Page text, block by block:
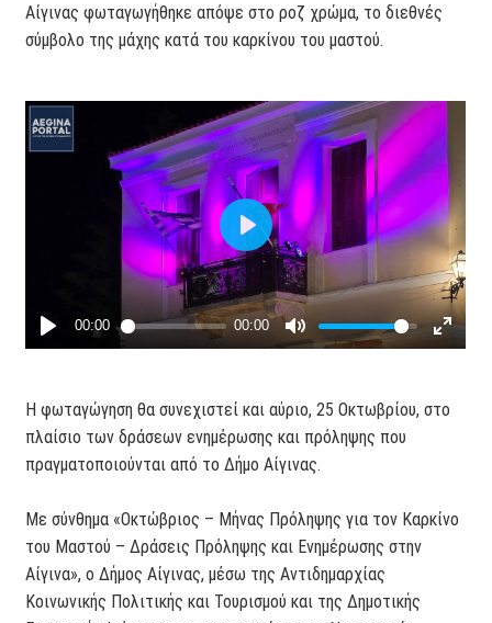
Αίγινας φωταγωγήθηκε απόψε στο ροζ χρώμα, το διεθνές
σύμβολο της μάχης κατά του καρκίνου του μαστού.
Η φωταγώγηση θα συνεχιστεί και αύριο, 25 Οκτωβρίου, στο
πλαίσιο των δράσεων ενημέρωσης και πρόληψης που
πραγματοποιούνται από το Δήμο Αίγινας.
Με σύνθημα «Οκτώβριος – Μήνας Πρόληψης για τον Καρκίνο
του Μαστού – Δράσεις Πρόληψης και Ενημέρωσης στην
Αίγινα», ο Δήμος Αίγινας, μέσω της Αντιδημαρχίας
Κοινωνικής Πολιτικής και Τουρισμού και της Δημοτικής